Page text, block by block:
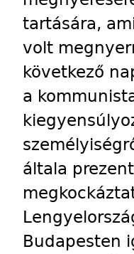
tartására,
volt
következő
a
általa
Budapesten